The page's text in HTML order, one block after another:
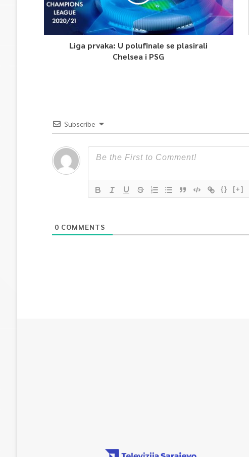
Liga prvaka: U polufinale se plasirali
Chelsea i PSG
Subscribe
{} [+]
0 COMMENTS